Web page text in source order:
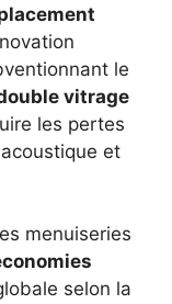
le
vitrage
les pertes
et
menuiseries
selon la